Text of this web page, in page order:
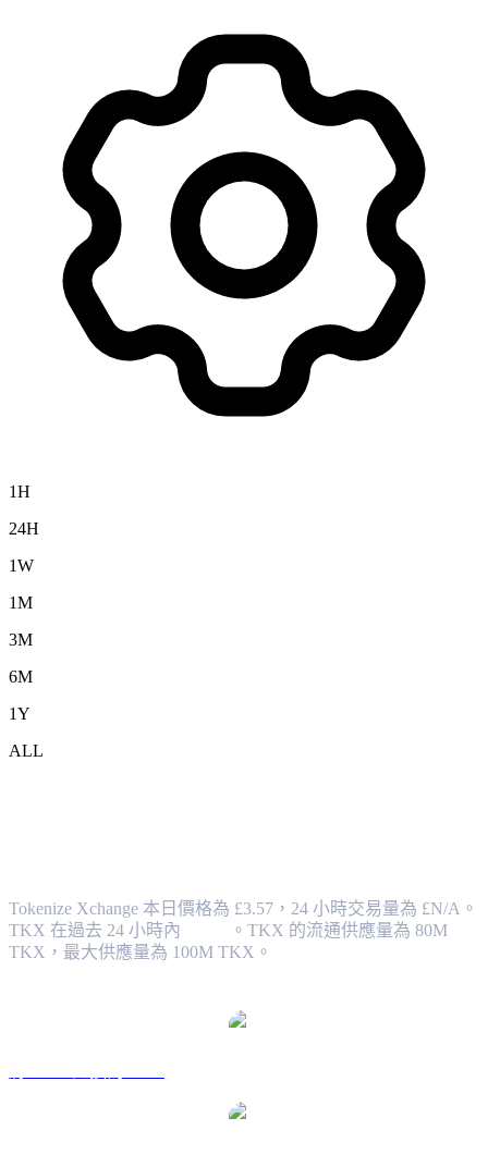
1H
24H
1W
1M
3M
6M
1Y
ALL
Tokenize Xchange 本日價格為 £3.57，24 小時交易量為 £N/A。
TKX 在過去 24 小時內
。 TKX 的流通供應量為 80M
TKX，最大供應量為 100M TKX。